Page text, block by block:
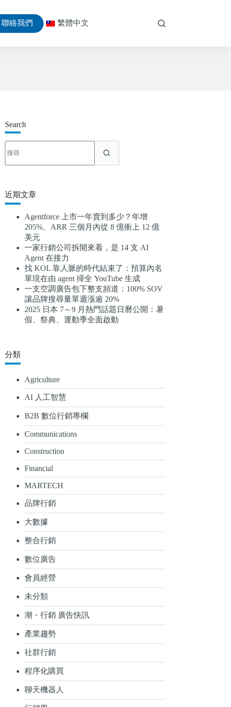
聯絡我們 繁體中文
Search
不
到
條
件
近期文章
Agentforce 上市一年賣到多少？年增
205%、ARR 三個月內從 8 億衝上 12 億
美元
一家行銷公司拆開來看，是 14 支 AI
Agent 在接力
找 KOL 靠人脈的時代結束了：預算內名
單現在由 agent 掃全 YouTube 生成
一支空調廣告包下整支頻道：100% SOV
讓品牌搜尋量單週漲逾 20%
2025 日本 7～9 月熱門話題日曆公開：暑
假、祭典、運動季全面啟動
分類
Agriculture
AI 人工智慧
B2B 數位行銷專欄
Communications
Construction
Financial
MARTECH
品牌行銷
大數據
整合行銷
數位廣告
會員經營
未分類
潮・行銷 廣告快訊
產業趨勢
社群行銷
程序化購買
聊天機器人